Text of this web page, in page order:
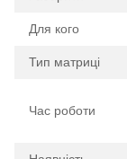
Для кого
Тип матриці
Час роботи